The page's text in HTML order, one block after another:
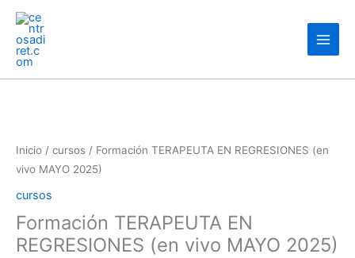
contenido
Inicio / cursos / Formación TERAPEUTA EN REGRESIONES (en
vivo MAYO 2025)
cursos
Formación TERAPEUTA EN
REGRESIONES (en vivo MAYO 2025)
REGRESIONES
(en
MAYO
2025)
cantidad